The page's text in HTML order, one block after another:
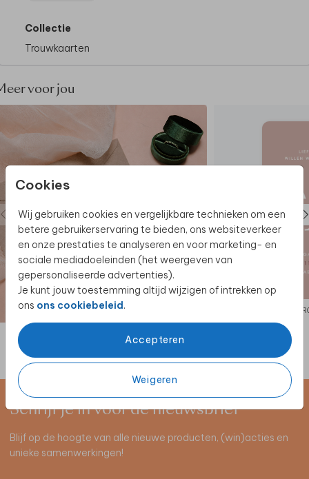
Cookies
Wij gebruiken cookies en vergelijkbare technieken om een
betere gebruikerservaring te bieden, ons websiteverkeer
en onze prestaties te analyseren en voor marketing- en
sociale mediadoeleinden (het weergeven van
gepersonaliseerde advertenties).
Je kunt jouw toestemming altijd wijzigen of intrekken op
ons ons cookiebeleid.
Accepteren
Weigeren
Goed om te weten:
pas worden uitgesneden op het juiste formaat, kan
Dit gaat slechts om een paar millimeter, maar we
willen het wel graag vermelden.
Collectie
Trouwkaarten
voor jou
TROUWKAART
Schrijf je in voor de nieuwsbrief
Blijf op de hoogte van alle nieuwe producten, (win)acties en
unieke samenwerkingen!